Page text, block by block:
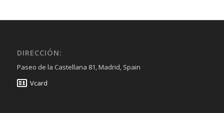
DIRECCIÓN:
Paseo de la Castellana 81, Madrid, Spain
Vcard